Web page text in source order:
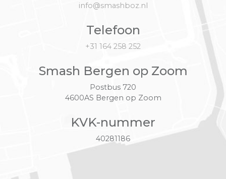
info@smashboz.nl
Telefoon
+31 164 258 252
Smash Bergen op Zoom
Postbus 720
4600AS Bergen op Zoom
KVK-nummer
40281186